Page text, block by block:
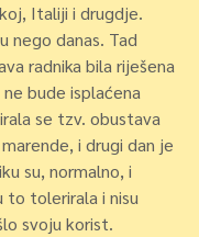
Italiji i drugdje.
nego danas. Tad
radnika bila riješena
bude isplaćena
se tzv. obustava
i drugi dan je
su, normalno, i
to tolerirala i nisu
svoju korist.